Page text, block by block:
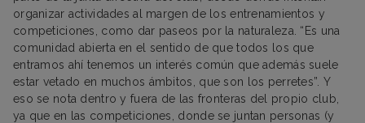
organizar actividades al margen de los entrenamientos y
competiciones, como dar paseos por la naturaleza. “Es una
comunidad abierta en el sentido de que todos los que
entramos ahí tenemos un interés común que además suele
estar vetado en muchos ámbitos, que son los perretes”. Y
eso se nota dentro y fuera de las fronteras del propio club,
ya que en las competiciones, donde se juntan personas (y